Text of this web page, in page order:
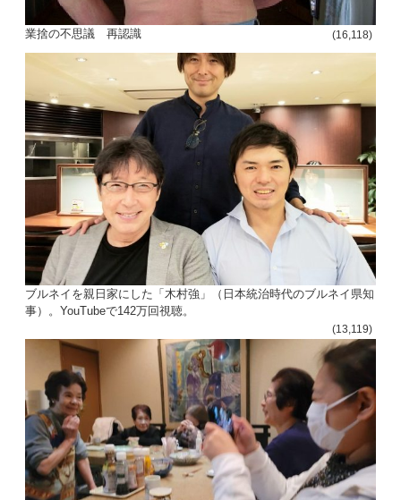
業捨の不思議 再認識 (16,118)
ブルネイを親日家にした「木村強」（日本統治時代のブルネイ県知
事）。YouTubeで142万回視聴。
(13,119)